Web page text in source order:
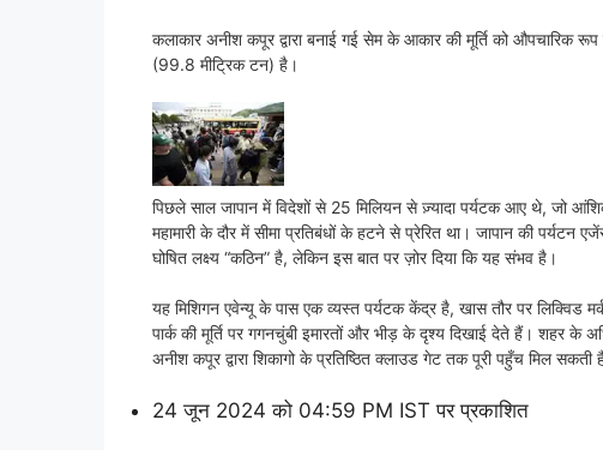
कलाकार अनीश कपूर द्वारा बनाई गई सेम के आकार की मूर्ति को
(99.8 मीट्रिक टन) है।
पिछले साल जापान में विदेशों से 25 मिलियन से ज़्यादा पर्यटक आए थे, जो
महामारी के दौर में सीमा प्रतिबंधों के हटने से प्रेरित था। जापान की पर्यटन
घोषित लक्ष्य “कठिन” है, लेकिन इस बात पर ज़ोर दिया कि यह संभव है।
यह मिशिगन एवेन्यू के पास एक व्यस्त पर्यटक केंद्र है, खास तौर पर लिक्विड
पार्क की मूर्ति पर गगनचुंबी इमारतों और भीड़ के दृश्य दिखाई देते हैं। शहर के
अनीश कपूर द्वारा शिकागो के प्रतिष्ठित क्लाउड गेट तक पूरी पहुँच मिल
24 जून 2024 को 04:59 PM IST पर प्रकाशित